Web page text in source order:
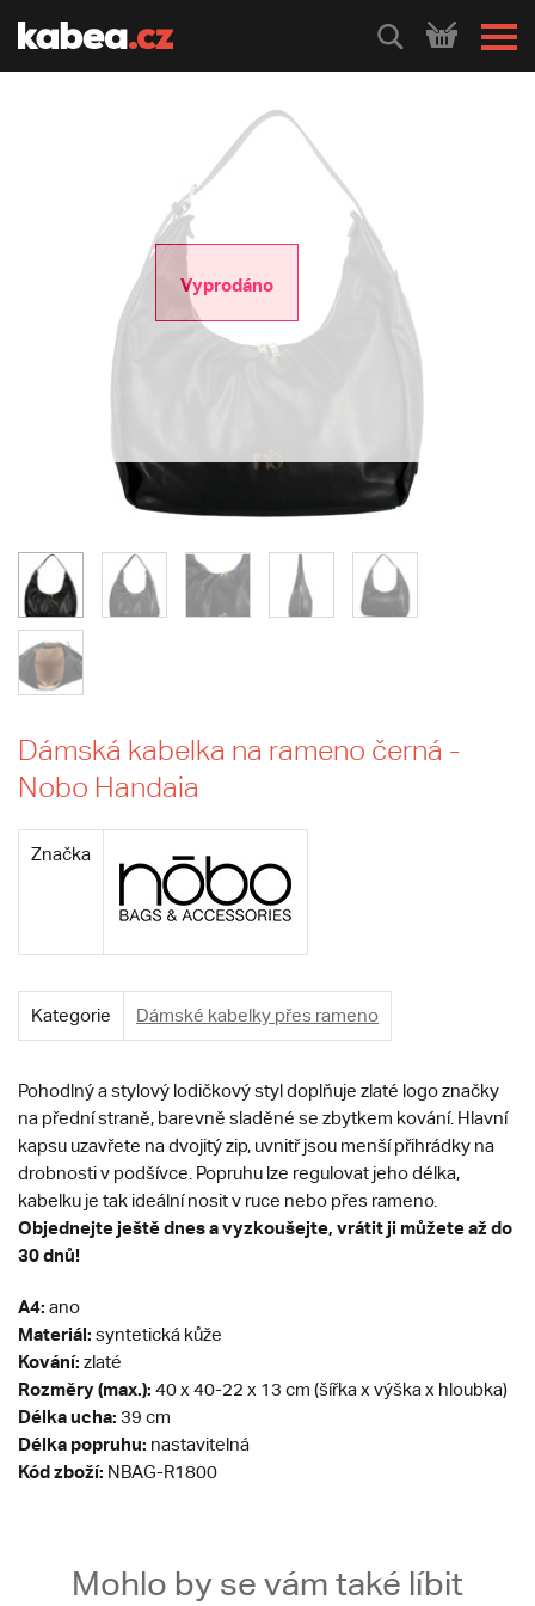
HLEDEJ
Vyprodáno
Dámská kabelka na rameno černá -
Nobo Handaia
Značka
Kategorie Dámské kabelky přes rameno
Pohodlný a stylový lodičkový styl doplňuje zlaté logo značky
na přední straně, barevně sladěné se zbytkem kování. Hlavní
kapsu uzavřete na dvojitý zip, uvnitř jsou menší přihrádky na
drobnosti v podšívce. Popruhu lze regulovat jeho délka,
kabelku je tak ideální nosit v ruce nebo přes rameno.
Objednejte ještě dnes a vyzkoušejte, vrátit ji můžete až do
30 dnů!
A4: ano
Materiál: syntetická kůže
Kování: zlaté
Rozměry (max.): 40 x 40-22 x 13 cm (šířka x výška x hloubka)
Délka ucha: 39 cm
Délka popruhu: nastavitelná
Kód zboží: NBAG-R1800
Mohlo by se vám také líbit